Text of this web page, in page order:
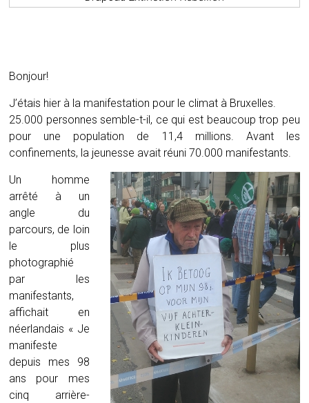
Bonjour!
J’étais hier à la manifestation pour le climat à Bruxelles.
25.000 personnes semble-t-il, ce qui est beaucoup trop peu
pour une population de 11,4 millions. Avant les
confinements, la jeunesse avait réuni 70.000 manifestants.
Un homme
arrêté à un
angle du
parcours, de loin
le plus
photographié
par les
manifestants,
affichait en
néerlandais « Je
manifeste
depuis mes 98
ans pour mes
cinq arrière-